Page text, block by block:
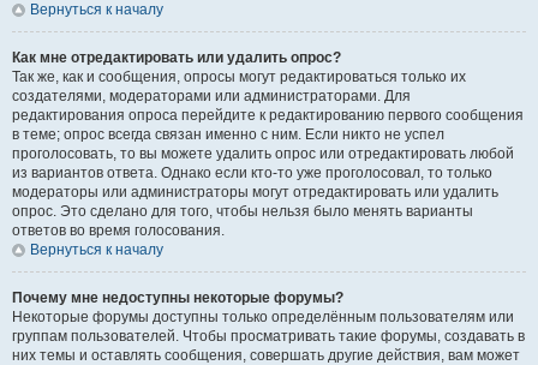
Вернуться к началу
Как мне отредактировать или удалить опрос?
Так же, как и сообщения, опросы могут редактироваться только их
создателями, модераторами или администраторами. Для
редактирования опроса перейдите к редактированию первого сообщения
в теме; опрос всегда связан именно с ним. Если никто не успел
проголосовать, то вы можете удалить опрос или отредактировать любой
из вариантов ответа. Однако если кто-то уже проголосовал, то только
модераторы или администраторы могут отредактировать или удалить
опрос. Это сделано для того, чтобы нельзя было менять варианты
ответов во время голосования.
Вернуться к началу
Почему мне недоступны некоторые форумы?
Некоторые форумы доступны только определённым пользователям или
группам пользователей. Чтобы просматривать такие форумы, создавать в
них темы и оставлять сообщения, совершать другие действия, вам может